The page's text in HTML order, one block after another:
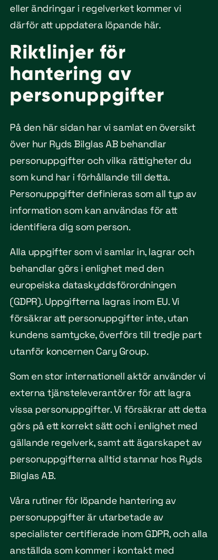
eller ändringar i regelverket kommer vi
därför att uppdatera löpande här.
Riktlinjer för
hantering av
personuppgifter
På den här sidan har vi samlat en översikt
över hur Ryds Bilglas AB behandlar
personuppgifter och vilka rättigheter du
som kund har i förhållande till detta.
Personuppgifter definieras som all typ av
information som kan användas för att
identifiera dig som person.
Alla uppgifter som vi samlar in, lagrar och
behandlar görs i enlighet med den
europeiska dataskyddsförordningen
(GDPR). Uppgifterna lagras inom EU. Vi
försäkrar att personuppgifter inte, utan
kundens samtycke, överförs till tredje part
utanför koncernen Cary Group.
Som en stor internationell aktör använder vi
externa tjänsteleverantörer för att lagra
vissa personuppgifter. Vi försäkrar att detta
görs på ett korrekt sätt och i enlighet med
gällande regelverk, samt att ägarskapet av
personuppgifterna alltid stannar hos Ryds
Bilglas AB.
Våra rutiner för löpande hantering av
personuppgifter är utarbetade av
specialister certifierade inom GDPR, och alla
anställda som kommer i kontakt med